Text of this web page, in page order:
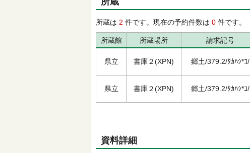
所蔵は 2 件です。現在の予約件数は 0 件です。
所蔵館 所蔵場所 請求記号
県立 書庫２(XPN) 郷土/379.2/ﾀｶﾊｼ*ｺ/
県立 書庫２(XPN) 郷土/379.2/ﾀｶﾊｼ*ｺ/
資料詳細